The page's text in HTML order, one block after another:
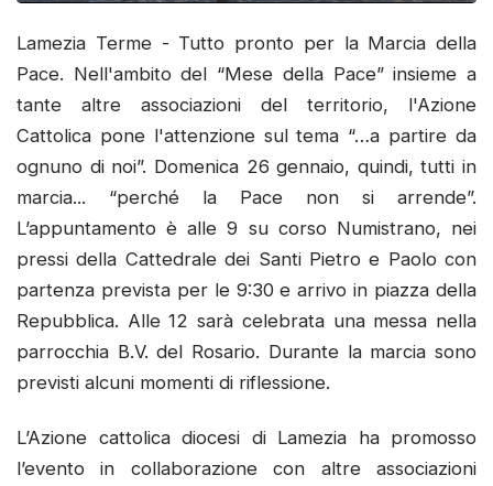
Lamezia Terme - Tutto pronto per la Marcia della
Pace. Nell'ambito del “Mese della Pace” insieme a
tante altre associazioni del territorio, l'Azione
Cattolica pone l'attenzione sul tema “…a partire da
ognuno di noi”. Domenica 26 gennaio, quindi, tutti in
marcia... “perché la Pace non si arrende”.
L’appuntamento è alle 9 su corso Numistrano, nei
pressi della Cattedrale dei Santi Pietro e Paolo con
partenza prevista per le 9:30 e arrivo in piazza della
Repubblica. Alle 12 sarà celebrata una messa nella
parrocchia B.V. del Rosario. Durante la marcia sono
previsti alcuni momenti di riflessione.
L’Azione cattolica diocesi di Lamezia ha promosso
l’evento in collaborazione con altre associazioni